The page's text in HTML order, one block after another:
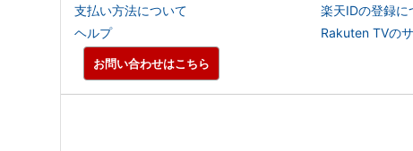
支払い方法について
ヘルプ
楽天IDの登録
Rakuten TVの
お問い合わせはこちら